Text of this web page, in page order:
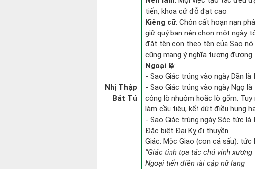
Nhị Thập
Bát Tú
tiến, khoa cử đỗ đạt cao.
Kiêng cữ: Chôn cất hoạn nạn
giữ quý bạn nên chọn một ngày
đặt tên con theo tên của Sao nó
cũng mang ý nghĩa tương đương.
Ngoại lệ:
- Sao Giác trúng vào ngày Dần
- Sao Giác trúng vào ngày Ngọ là
công lò nhuộm hoặc lò gốm. Tuy
làm cầu tiêu, kết dứt điều hung
- Sao Giác trúng ngày Sóc tức là
Đặc biệt Đại Kỵ đi thuyền.
Giác: Mộc Giao (con cá sấu):
“Giác tinh tọa tác chủ vinh xương
Ngoại tiến điền tài cập nữ lang